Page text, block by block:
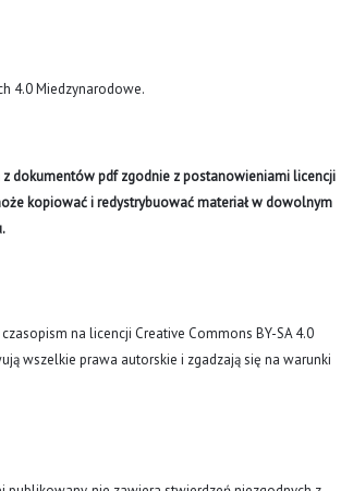
4.0 Miedzynarodowe.
dokumentów pdf zgodnie z postanowieniami licencji
kopiować i redystrybuować materiał w dowolnym
na licencji Creative Commons BY-SA 4.0
wszelkie prawa autorskie i zgadzają się na warunki